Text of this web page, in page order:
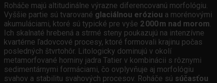
Roháče majú altitudinálne výrazne diferencovanú morfológiu.
Vyššie partie sú tvarované glaciálnou eróziou a morénovými
akumuláciami, ktoré sú typické pre vyše 2 000 m nad morom.
Ich skalnaté hrebená a strmé steny poukazujú na intenzívne
kvartérne ľadovcové procesy, ktoré formovali krajinu počas
posledných štvrtohôr. Litologicky dominujú v okolí
metamorfované horniny jadra Tatier v kombinácii s rôznymi
sedimentárnymi formáciami, čo ovplyvňuje aj morfológiu
svahov a stabilitu svahových procesov. Roháče sú súčasťou